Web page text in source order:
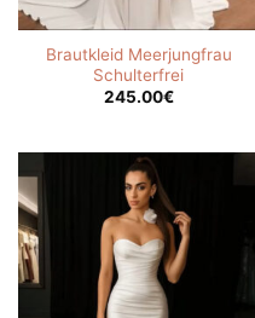
Brautkleid Meerjungfrau
Schulterfrei
245.00€